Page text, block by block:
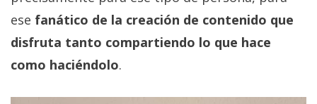
ese fanático de la creación de contenido que
disfruta tanto compartiendo lo que hace
como haciéndolo.